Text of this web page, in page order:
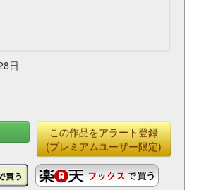
日
この作品をアラート登録
(プレミアムユーザー限定)